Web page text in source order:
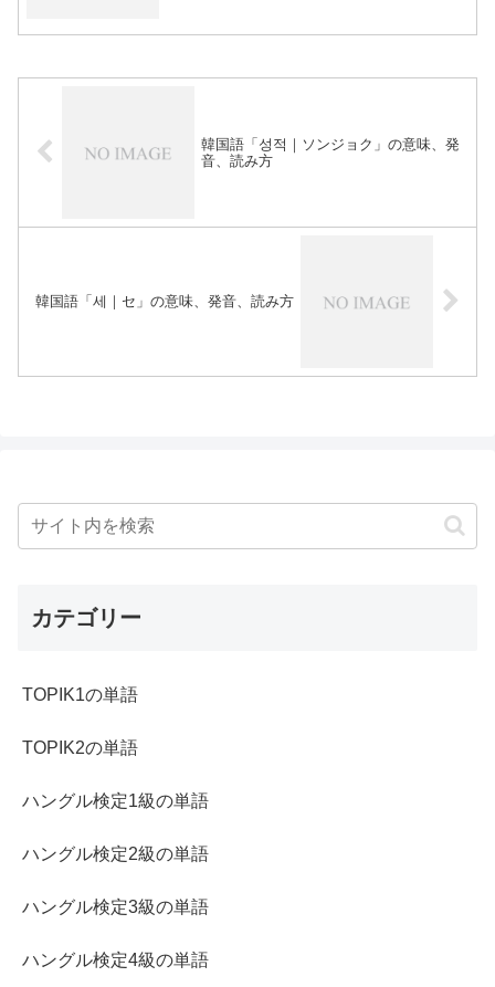
韓国語「성적｜ソンジョク」の意味、発
音、読み方
韓国語「세｜セ」の意味、発音、読み方
カテゴリー
TOPIK1の単語
TOPIK2の単語
ハングル検定1級の単語
ハングル検定2級の単語
ハングル検定3級の単語
ハングル検定4級の単語